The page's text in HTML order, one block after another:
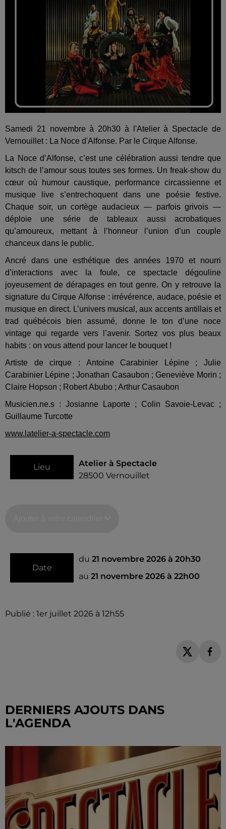
Samedi 21 novembre à 20h30 à l'Atelier à Spectacle de
Vernouillet : La Noce d'Alfonse. Par le Cirque Alfonse.
La Noce d’Alfonse, c’est une célébration aussi tendre que
kitsch de l’amour sous toutes ses formes. Un freak-show du
cœur où humour caustique, performance circassienne et
musique live s’entrechoquent dans une poésie festive.
Chaque soir, un cortège audacieux — parfois grivois —
déploie une série de tableaux aussi acrobatiques
qu’amoureux, mettant à l’honneur l’union d’un couple
chanceux dans le public.
Ancré dans une esthétique des années 1970 et nourri
d’interactions avec la foule, ce spectacle dégouline
joyeusement de dérapages en tout genre. On y retrouve la
signature du Cirque Alfonse : irrévérence, audace, poésie et
musique en direct. L’univers musical, aux accents antillais et
trad québécois bien assumé, donne le ton d’une noce
vintage qui regarde vers l’avenir. Sortez vos plus beaux
habits : on vous attend pour lancer le bouquet !
Artiste de cirque : Antoine Carabinier Lépine ; Julie
Carabinier Lépine ; Jonathan Casaubon ; Geneviève Morin ;
Claire Hopson ; Robert Abubo ; Arthur Casaubon
Musicien.ne.s : Josianne Laporte ; Colin Savoie-Levac ;
Guillaume Turcotte
www.latelier-a-spectacle.com
Lieu
Atelier à Spectacle
28500 Vernouillet
Date
du 21 novembre 2026 à 20h30
au 21 novembre 2026 à 22h00
Publié : 1er juillet 2026 à 12h55
DERNIERS AJOUTS DANS
L'AGENDA